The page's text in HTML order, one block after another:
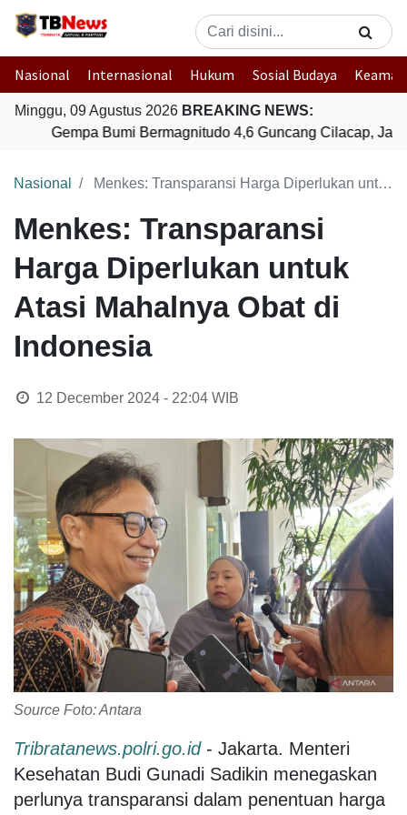
Nasional Internasional Hukum Sosial Budaya
Minggu, 09 Agustus 2026 BREAKING NEWS:
Gempa Bumi Bermagnitudo 4,6 Guncang Cilacap,
Nasional Menkes: Transparansi Harga Diperlukan untuk Atasi Mahalnya Obat di Indonesia
Menkes: Transparansi
Harga Diperlukan untuk
Atasi Mahalnya Obat di
Indonesia
12 December 2024 - 22:04WIB
Source Foto: Antara
Tribratanews.polri.go.id - Jakarta. Menteri
Kesehatan Budi Gunadi Sadikin menegaskan
perlunya transparansi dalam penentuan harga